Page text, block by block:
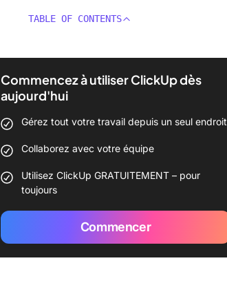
TABLE OF CONTENTS
Commencez à utiliser ClickUp dès
aujourd'hui
Gérez tout votre travail depuis un seul endroit
Collaborez avec votre équipe
Utilisez ClickUp GRATUITEMENT – pour
toujours
Commencer